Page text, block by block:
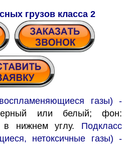
грузов класса 2
газы) -
или белый; фон:
нижнем углу.
Подкласс
нетоксичные газы) -